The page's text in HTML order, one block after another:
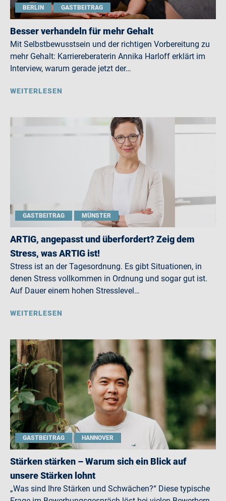
BERLIN GASTBEITRAG
Besser verhandeln für mehr Gehalt
Mit Selbstbewusstsein und der richtigen Vorbereitung zu
mehr Gehalt: Karriereberaterin Annika Harloff erklärt im
Interview, warum gerade jetzt der…
WEITERLESEN
GASTBEITRAG MÜNSTER
ARTIG, angepasst und überfordert? Zeig dem
Stress, was ARTIG ist!
Stress ist an der Tagesordnung. Es gibt Situationen, in
denen Stress vollkommen in Ordnung und sogar gut ist.
Auf Dauer einem hohen Stresslevel…
WEITERLESEN
GASTBEITRAG HANNOVER
Stärken stärken – Warum sich ein Blick auf
unsere Stärken lohnt
„Was sind Ihre Stärken und Schwächen?“ Diese typische